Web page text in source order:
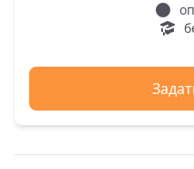
183 184 185 186 187
195 196 197 198 199
Байкальск г. Кожова
6